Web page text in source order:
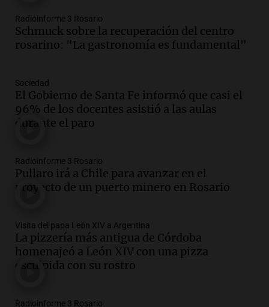
Norte muestra una leve baja en el costo
para 10 personas
Noticias
Audio.
Córdoba homenajeó a León XIV con una
pizza esculpida con su rostro
Radioinforme 3
Audio. Córdoba jugará un papel clave en
la visita del Papa León XIV a Argentina
Panorama Federal
Audio. Boca se impone a Estudiantes
con gol de Azcácibar en un sólido
desempeño del equipo
Noticias
Radioinforme 3 Rosario
Schmuck sobre la recuperación del centro
rosarino: "La gastronomía es fundamental"
Sociedad
El Gobierno de Santa Fe informó que casi el
96% de los docentes asistió a las aulas
durante el paro
Radioinforme 3 Rosario
Pullaro irá a Chile para avanzar en el
proyecto de un puerto minero en Rosario
Visita del papa León XIV a Argentina
La pizzería más antigua de Córdoba
homenajeó a León XIV con una pizza
esculpida con su rostro
Radioinforme 3 Rosario